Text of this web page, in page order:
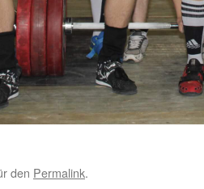
den Permalink.